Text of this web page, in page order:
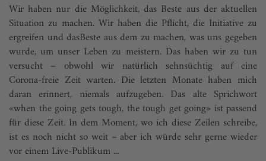
Wir haben nur die Möglichkeit, das Beste aus der aktuellen
Situation zu machen. Wir haben die Pflicht, die Initiative zu
ergreifen und dasBeste aus dem zu machen, was uns gegeben
wurde, um unser Leben zu meistern. Das haben wir zu tun
versucht – obwohl wir natürlich sehnsüchtig auf eine
Corona-freie Zeit warten. Die letzten Monate haben mich
daran erinnert, niemals aufzugeben. Das alte Sprichwort
«when the going gets tough, the tough get going» ist passend
für diese Zeit. In dem Moment, wo ich diese Zeilen schreibe,
ist es noch nicht so weit – aber ich würde sehr gerne wieder
vor einem Live-Publikum ...